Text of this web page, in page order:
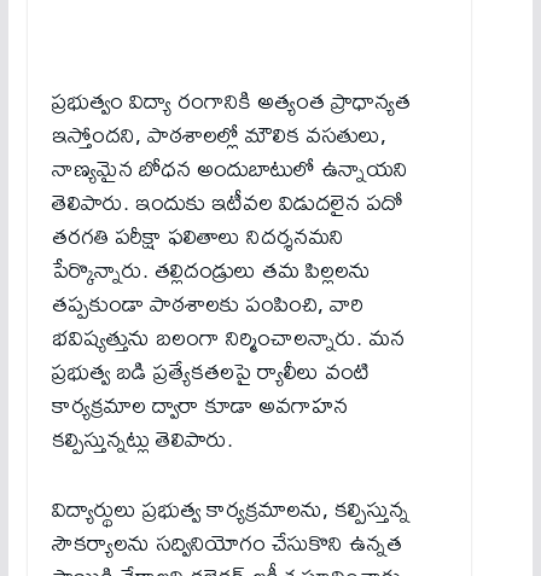
ప్రభుత్వం విద్యా రంగానికి అత్యంత ప్రాధాన్యత
ఇస్తోందని, పాఠశాలల్లో మౌలిక వసతులు,
నాణ్యమైన బోధన అందుబాటులో ఉన్నాయని
తెలిపారు. ఇందుకు ఇటీవ‌ల విడుద‌లైన ప‌దో
త‌ర‌గ‌తి ప‌రీక్షా ఫ‌లితాలు నిద‌ర్శ‌న‌మ‌ని
పేర్కొన్నారు. తల్లిదండ్రులు తమ పిల్లలను
తప్పకుండా పాఠశాలకు పంపించి, వారి
భవిష్యత్తును బలంగా నిర్మించాలన్నారు. మ‌న
ప్ర‌భుత్వ బ‌డి ప్ర‌త్యేక‌త‌ల‌పై ర్యాలీలు వంటి
కార్య‌క్ర‌మాల ద్వారా కూడా అవ‌గాహ‌న
క‌ల్పిస్తున్న‌ట్లు తెలిపారు.
విద్యార్థులు ప్ర‌భుత్వ కార్య‌క్ర‌మాల‌ను, క‌ల్పిస్తున్న
సౌక‌ర్యాల‌ను స‌ద్వినియోగం చేసుకొని ఉన్నత